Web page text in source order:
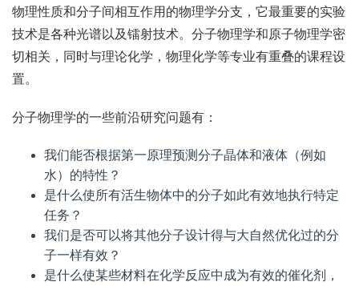
物理性质和分子间相互作用的物理学分支，它最重要的实验
技术是各种光谱以及镭射技术。分子物理学和原子物理学密
切相关，同时与理论化学，物理化学等专业有重叠的课程设
置。
分子物理学的一些前沿研究问题有：
我们能否根据第一原理预测分子晶体和液体（例如
水）的特性？
是什么使所有活生物体中的分子如此有效地执行特定
任务？
我们是否可以将其他分子设计得与大自然优化过的分
子一样有效？
是什么使某些材料在化学反应中成为有效的催化剂，